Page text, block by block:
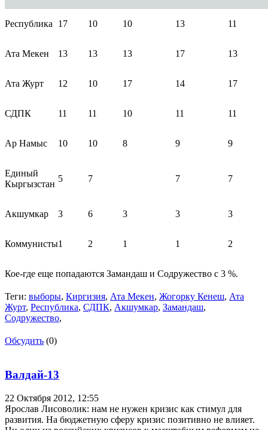
Республика 17 10 10 13 11
Ата Мекен 13 13 13 17 13
Ата Журт 12 10 17 14 17
СДПК 11 11 10 11 11
Ар Намыс 10 10 8 9 9
Единый
Кыргызстан
5 7 7 7
Акшумкар 3 6 3 3 3
Коммунисты1 2 1 1 2
Кое-где еще попадаются Замандаш и Содружество с 3 %.
Теги: выборы, Киргизия, Ата Мекен, Жогорку Кенеш, Ата
Журт, Республика, СДПК, Акшумкар, Замандаш,
Содружество,
Обсудить (0)
Валдай-13
22 Октября 2012, 12:55
Ярослав Лисоволик: нам не нужен кризис как стимул для
развития. На бюджетную сферу кризис позитивно не влияет.